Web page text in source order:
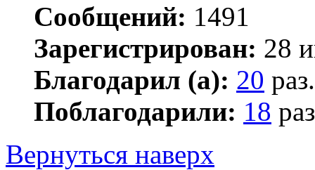
Сообщений: 1491
Зарегистрирован: 28
Благодарил (а): 20 раз.
Поблагодарили: 18
Вернуться наверх